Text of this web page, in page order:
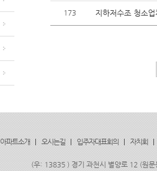
173 지하저수조 청소
아파트소개 오시는길 입주자대표회의 자치회
(우: 13835 ) 경기 과천시 별양로 12 (원